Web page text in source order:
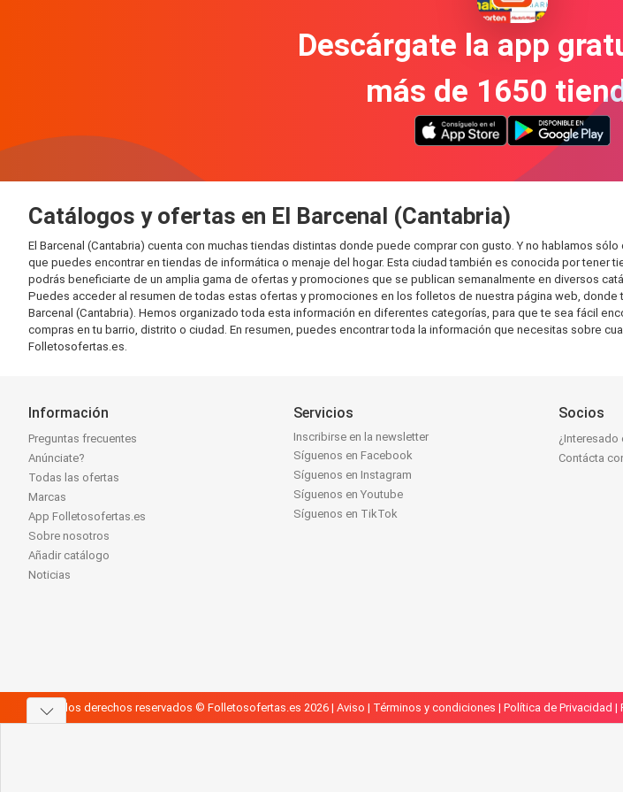
Descárgate la app
más de 1650
Catálogos y ofertas en El Barcenal (Cantabria)
El Barcenal (Cantabria) cuenta con muchas tiendas distintas donde puede comprar con gusto. Y no hablamos
que puedes encontrar en tiendas de informática o menaje del hogar. Esta ciudad también es conocida por tener
podrás beneficiarte de un amplia gama de ofertas y promociones que se publican semanalmente en diversos
Puedes acceder al resumen de todas estas ofertas y promociones en los folletos de nuestra página web,
Barcenal (Cantabria). Hemos organizado toda esta información en diferentes categorías, para que te sea fácil
compras en tu barrio, distrito o ciudad. En resumen, puedes encontrar toda la información que necesitas sobre
Folletosofertas.es.
Información
Preguntas frecuentes
Anúnciate?
Todas las ofertas
Marcas
App Folletosofertas.es
Sobre nosotros
Añadir catálogo
Noticias
Servicios
Inscribirse en la newsletter
Síguenos en Facebook
Síguenos en Instagram
Síguenos en Youtube
Síguenos en TikTok
Socios
¿Interesado
Contácta
Todos los derechos reservados © Folletosofertas.es 2026 | Aviso | Términos y condiciones | Política de Privacidad |